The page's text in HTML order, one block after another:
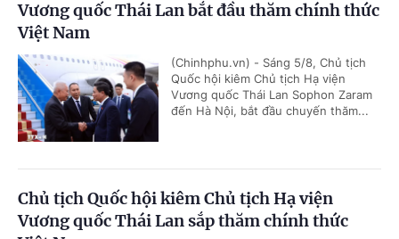
Vương quốc Thái Lan bắt đầu thăm chính thức
Việt Nam
(Chinhphu.vn) - Sáng 5/8, Chủ tịch
Quốc hội kiêm Chủ tịch Hạ viện
Vương quốc Thái Lan Sophon Zaram
đến Hà Nội, bắt đầu chuyến thăm...
Chủ tịch Quốc hội kiêm Chủ tịch Hạ viện
Vương quốc Thái Lan sắp thăm chính thức